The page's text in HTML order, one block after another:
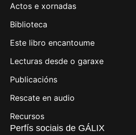
Actos e xornadas
Biblioteca
Este libro encantoume
Lecturas desde o garaxe
Publicacións
Rescate en audio
Recursos
Perfís sociais de GÁLIX